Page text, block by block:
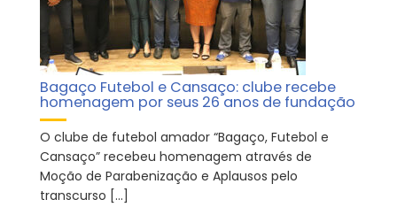
Bagaço Futebol e Cansaço: clube recebe
homenagem por seus 26 anos de fundação
O clube de futebol amador “Bagaço, Futebol e
Cansaço” recebeu homenagem através de
Moção de Parabenização e Aplausos pelo
transcurso […]